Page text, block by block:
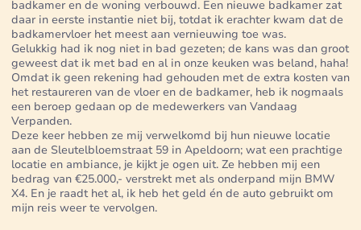
badkamer en de woning verbouwd. Een nieuwe badkamer zat
daar in eerste instantie niet bij, totdat ik erachter kwam dat de
badkamervloer het meest aan vernieuwing toe was.
Gelukkig had ik nog niet in bad gezeten; de kans was dan groot
geweest dat ik met bad en al in onze keuken was beland, haha!
Omdat ik geen rekening had gehouden met de extra kosten van
het restaureren van de vloer en de badkamer, heb ik nogmaals
een beroep gedaan op de medewerkers van Vandaag
Verpanden.
Deze keer hebben ze mij verwelkomd bij hun nieuwe locatie
aan de Sleutelbloemstraat 59 in Apeldoorn; wat een prachtige
locatie en ambiance, je kijkt je ogen uit. Ze hebben mij een
bedrag van €25.000,- verstrekt met als onderpand mijn BMW
X4. En je raadt het al, ik heb het geld én de auto gebruikt om
mijn reis weer te vervolgen.